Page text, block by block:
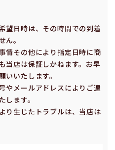
望⽇時は、その時間での到着
ん。
情その他により指定⽇時に商
当店は保証しかねます。お早
いいたします。
やメールアドレスによりご連
ます。
り⽣じたトラブルは、当店は